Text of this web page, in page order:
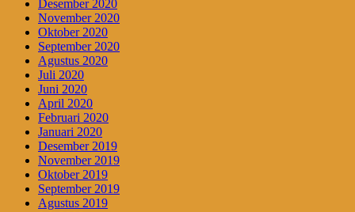
Desember 2020
November 2020
Oktober 2020
September 2020
Agustus 2020
Juli 2020
Juni 2020
April 2020
Februari 2020
Januari 2020
Desember 2019
November 2019
Oktober 2019
September 2019
Agustus 2019